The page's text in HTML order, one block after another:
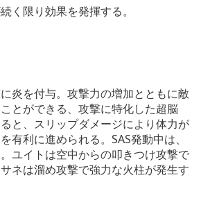
く限り効果を発揮する。
炎を付与。攻撃力の増加とともに敵
とができる、攻撃に特化した超脳
と、スリップダメージにより体力が
有利に進められる。SAS発動中は、
ユイトは空中からの叩きつけ攻撃で
ネは溜め攻撃で強力な火柱が発生す